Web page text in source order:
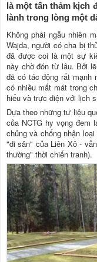
là một tấn thảm kịch
lành trong lòng một
Không phải ngẫu nhiên
Wajda, người có cha bị
đã được coi là một sự
này chờ đón từ lâu. Bởi
đã có tác động rất mạnh
có nhiều mất mát trong
hiểu và trực diện với lịch
Dựa theo những tư liệu
của NCTG hy vọng
chủng và chống nhận
"di sản" của Liên Xô -
thường" thời chiến tranh).